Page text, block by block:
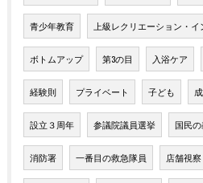
青少年教育 上級レクリエーション・
ボトムアップ 第3の目 入浴ケア
経験則 プライベート 子ども
設立３周年 参議院議員選挙 国民
消防署 一番目の救急隊員 店舗視察